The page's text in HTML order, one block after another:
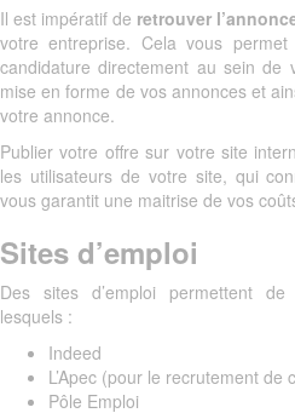
Il est impératif de retrouver
votre entreprise. Cela vous
candidature directement au sein de
mise en forme de vos annonces et
votre annonce.
Publier votre offre sur votre site
les utilisateurs de votre site, qui
vous garantit une maitrise de vos
Sites d’emploi
Des sites d’emploi permettent
lesquels :
Indeed
L’Apec (pour le recrutement de
Pôle Emploi